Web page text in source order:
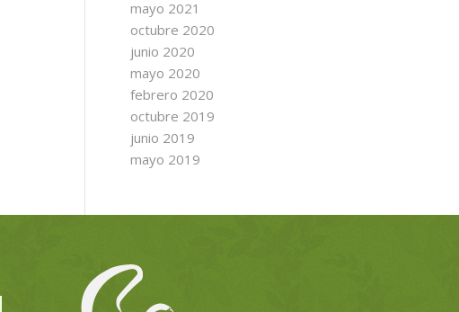
mayo 2021
octubre 2020
junio 2020
mayo 2020
febrero 2020
octubre 2019
junio 2019
mayo 2019